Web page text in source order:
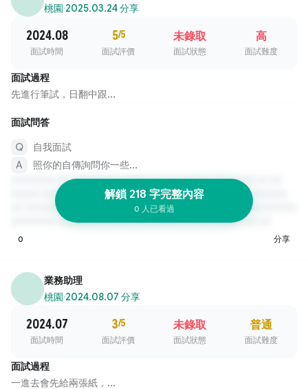
桃園·2025.03.24 分享
2024.08
面試時間
5/5
面試評價
未錄取
面試狀態
高
面試難度
面試過程
先進行筆試，日翻中跟...
面試問答
自我面試
照你的自傳詢問你一些...
解鎖 218 字完整內容
0 人已看過
0 分享
業務助理
桃園·2024.08.07 分享
2024.07
面試時間
3/5
面試評價
未錄取
面試狀態
普通
面試難度
面試過程
一進去會先給兩張紙，...